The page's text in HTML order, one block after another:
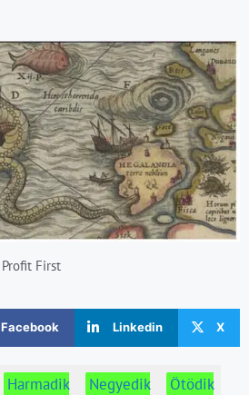
Profit First
Facebook Linkedin X
Harmadik
Negyedik
Ötödik